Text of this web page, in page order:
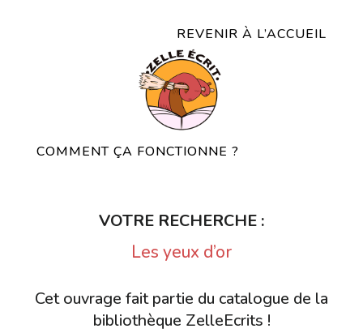
REVENIR À L’ACCUEIL
COMMENT ÇA FONCTIONNE ?
VOTRE RECHERCHE :
Les yeux d’or
Cet ouvrage fait partie du catalogue de la
bibliothèque ZelleEcrits !